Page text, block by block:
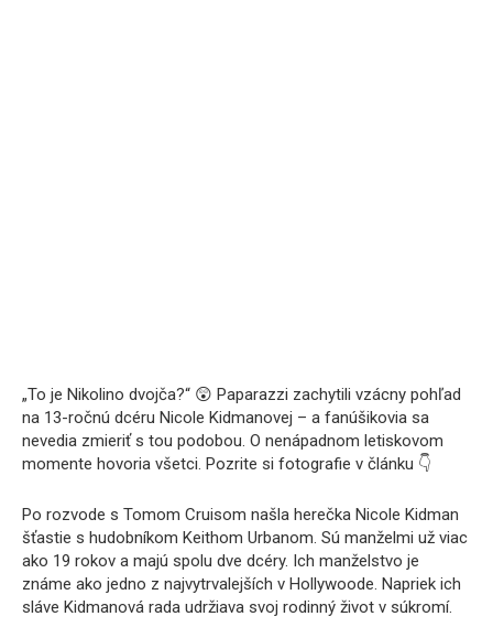
„To je Nikolino dvojča?“ 😲 Paparazzi zachytili vzácny pohľad
na 13-ročnú dcéru Nicole Kidmanovej – a fanúšikovia sa
nevedia zmieriť s tou podobou. O nenápadnom letiskovom
momente hovoria všetci. Pozrite si fotografie v článku 👇
Po rozvode s Tomom Cruisom našla herečka Nicole Kidman
šťastie s hudobníkom Keithom Urbanom. Sú manželmi už viac
ako 19 rokov a majú spolu dve dcéry. Ich manželstvo je
známe ako jedno z najvytrvalejších v Hollywoode. Napriek ich
sláve Kidmanová rada udržiava svoj rodinný život v súkromí.